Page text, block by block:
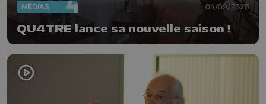
MÉDIAS 04/09/2025
QU4TRE lance sa nouvelle saison !